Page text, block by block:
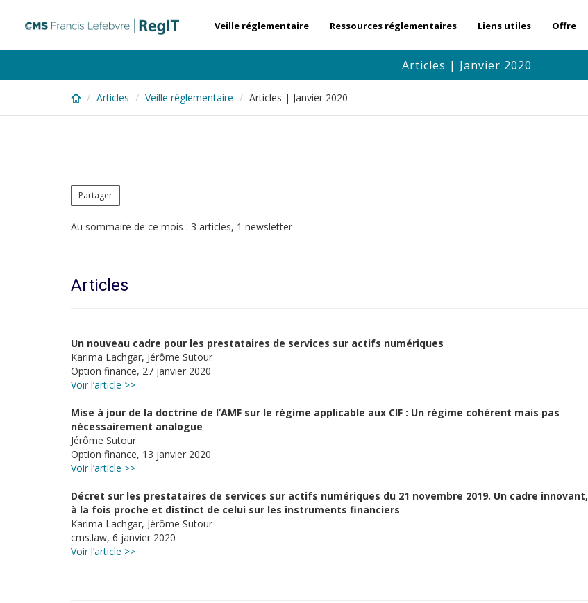
content
Veille réglementaire Ressources réglementaires Liens utiles Offre
Articles | Janvier 2020
Articles Veille réglementaire Articles | Janvier 2020
Partager
Au sommaire de ce mois : 3 articles, 1 newsletter
Articles
Un nouveau cadre pour les prestataires de services sur actifs numériques
Karima Lachgar, Jérôme Sutour
Option finance, 27 janvier 2020
Voir l’article >>
Mise à jour de la doctrine de l’AMF sur le régime applicable aux CIF : Un régime cohérent mais pas
nécessairement analogue
Jérôme Sutour
Option finance, 13 janvier 2020
Voir l’article >>
Décret sur les prestataires de services sur actifs numériques du 21 novembre 2019. Un cadre innovant,
à la fois proche et distinct de celui sur les instruments financiers
Karima Lachgar, Jérôme Sutour
cms.law, 6 janvier 2020
Voir l’article >>